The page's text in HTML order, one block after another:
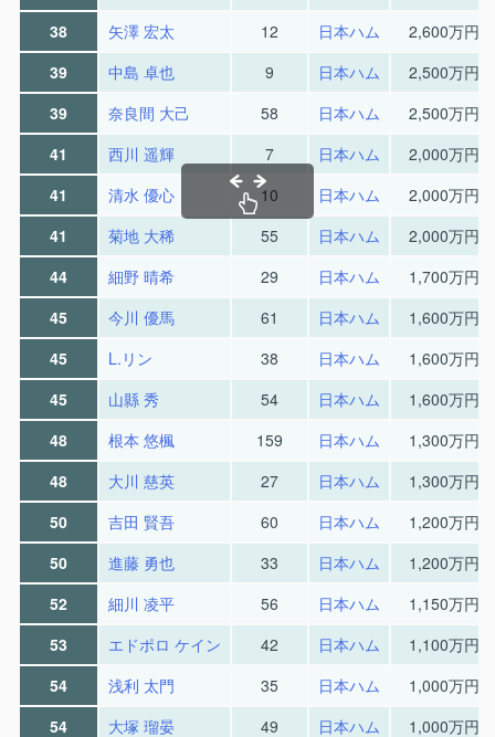
38
矢澤 宏太 12 日本ハム
2,600万円
39
中島 卓也 9 日本ハム
2,500万円
39
奈良間 大己 58 日本ハム
2,500万円
41
西川 遥輝 7 日本ハム
2,000万円
41
清水 優心 10 日本ハム
2,000万円
41
菊地 大稀 55 日本ハム
2,000万円
44
細野 晴希 29 日本ハム
1,700万円
45
今川 優馬 61 日本ハム
1,600万円
45
L.リン 38 日本ハム
1,600万円
45
山縣 秀 54 日本ハム
1,600万円
48
根本 悠楓 159 日本ハム
1,300万円
48
大川 慈英 27 日本ハム
1,300万円
50
吉田 賢吾 60 日本ハム
1,200万円
50
進藤 勇也 33 日本ハム
1,200万円
52
細川 凌平 56 日本ハム
1,150万円
53
エドポロ ケイン 42 日本ハム
1,100万円
54
浅利 太門 35 日本ハム
1,000万円
54
大塚 瑠晏 49 日本ハム
1,000万円